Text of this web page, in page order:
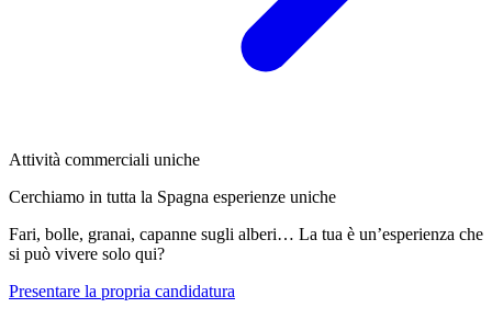
Attività commerciali uniche
Cerchiamo in tutta la Spagna esperienze uniche
Fari, bolle, granai, capanne sugli alberi… La tua è un’esperienza che
si può vivere solo qui?
Presentare la propria candidatura